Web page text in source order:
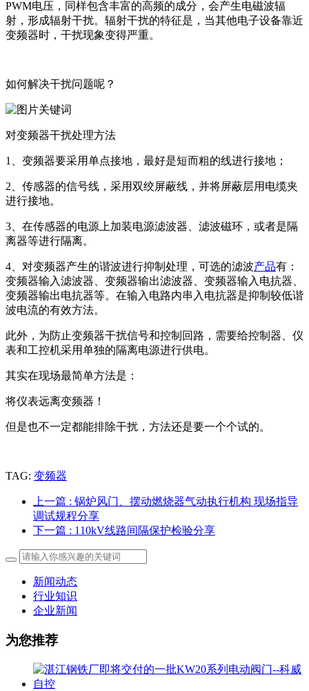
PWM电压，同样包含丰富的高频的成分，会产生电磁波辐
射，形成辐射干扰。辐射干扰的特征是，当其他电子设备靠近
变频器时，干扰现象变得严重。
如何解决干扰问题呢？
对变频器干扰处理方法
1、变频器要采用单点接地，最好是短而粗的线进行接地；
2、传感器的信号线，采用双绞屏蔽线，并将屏蔽层用电缆夹
进行接地。
3、在传感器的电源上加装电源滤波器、滤波磁环，或者是隔
离器等进行隔离。
4、对变频器产生的谐波进行抑制处理，可选的滤波产品有：
变频器输入滤波器、变频器输出滤波器、变频器输入电抗器、
变频器输出电抗器等。在输入电路内串入电抗器是抑制较低谐
波电流的有效方法。
此外，为防止变频器干扰信号和控制回路，需要给控制器、仪
表和工控机采用单独的隔离电源进行供电。
其实在现场最简单方法是：
将仪表远离变频器！
但是也不一定都能排除干扰，方法还是要一个个试的。
TAG: 变频器
上一篇 : 锅炉风门、摆动燃烧器气动执行机构 现场指导
调试规程分享
下一篇 : 110kV线路间隔保护检验分享
新闻动态
行业知识
企业新闻
为您推荐